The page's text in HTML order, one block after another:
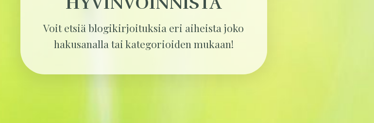
Voit etsiä blogikirjoituksia eri aiheista joko
hakusanalla tai kategorioiden mukaan!